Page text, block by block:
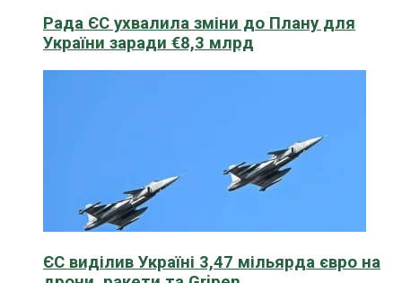
Рада ЄС ухвалила зміни до Плану для
України заради €8,3 млрд
ЄС виділив Україні 3,47 мільярда євро на